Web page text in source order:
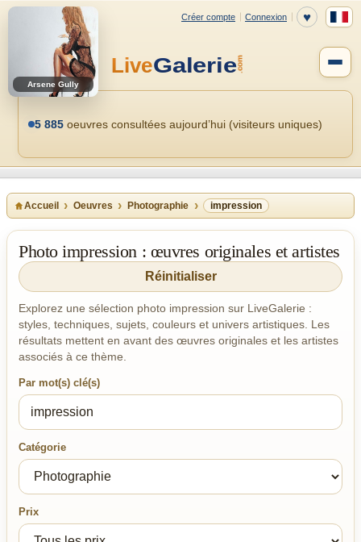
Arsene Gully
5 885 oeuvres consultées aujourd’hui (visiteurs uniques)
Accueil Oeuvres Photographie impression
Photo impression : œuvres originales et artistes
Réinitialiser
Explorez une sélection photo impression sur LiveGalerie :
styles, techniques, sujets, couleurs et univers artistiques. Les
résultats mettent en avant des œuvres originales et les artistes
associés à ce thème.
Par mot(s) clé(s)
Catégorie
Prix